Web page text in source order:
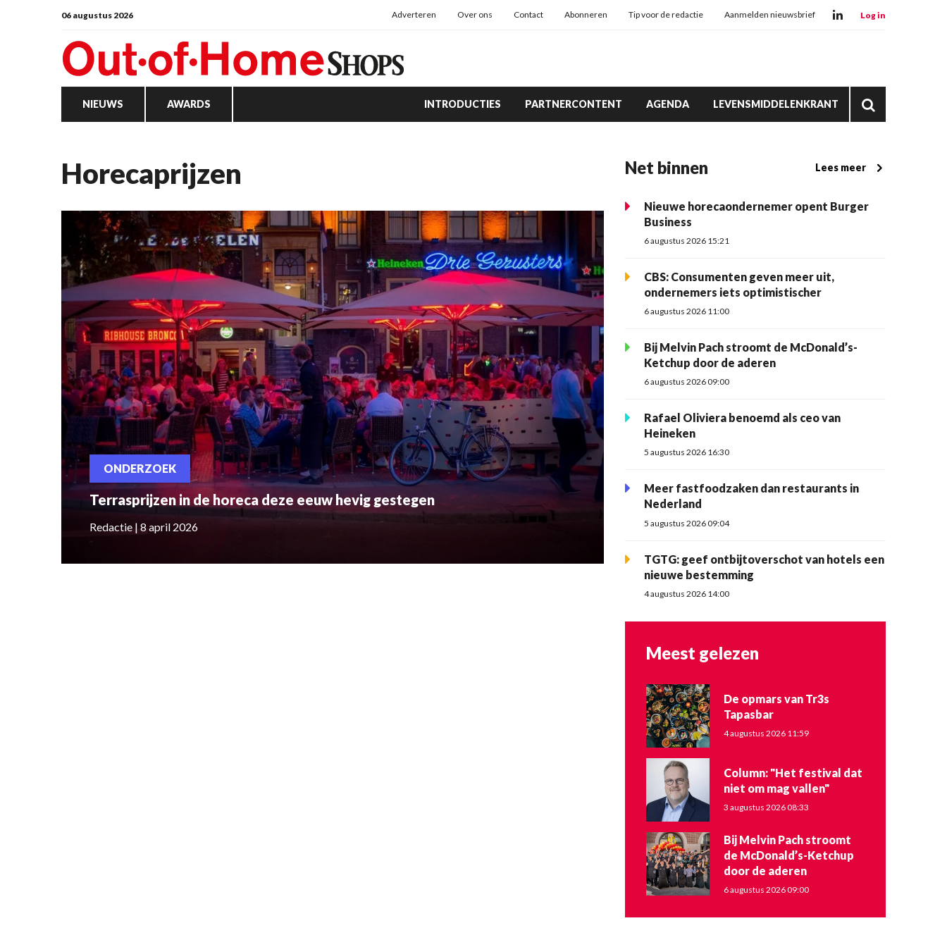
06 augustus 2026 Adverteren Over ons Contact Abonneren Tip voor de redactie Aanmelden nieuwsbrief Log in
NIEUWS AWARDS INTRODUCTIES PARTNERCONTENT AGENDA LEVENSMIDDELENKRANT
Horecaprijzen
ONDERZOEK
Terrasprijzen in de horeca deze eeuw hevig gestegen
Redactie | 8 april 2026
Net binnen Lees meer
Nieuwe horecaondernemer opent Burger
Business
6 augustus 2026 15:21
CBS: Consumenten geven meer uit,
ondernemers iets optimistischer
6 augustus 2026 11:00
Bij Melvin Pach stroomt de McDonald’s-
Ketchup door de aderen
6 augustus 2026 09:00
Rafael Oliviera benoemd als ceo van
Heineken
5 augustus 2026 16:30
Meer fastfoodzaken dan restaurants in
Nederland
5 augustus 2026 09:04
TGTG: geef ontbijtoverschot van hotels een
nieuwe bestemming
4 augustus 2026 14:00
Meest gelezen
De opmars van Tr3s
Tapasbar
4 augustus 2026 11:59
Column: "Het festival dat
niet om mag vallen"
3 augustus 2026 08:33
Bij Melvin Pach stroomt
de McDonald’s-Ketchup
door de aderen
6 augustus 2026 09:00